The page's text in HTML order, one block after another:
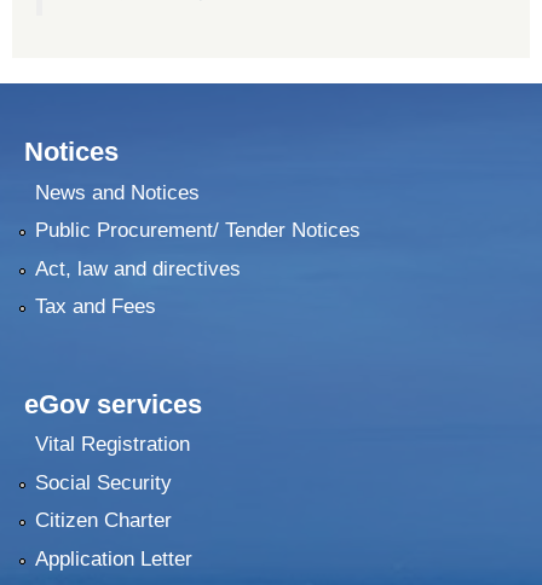
Notices
News and Notices
Public Procurement/ Tender Notices
Act, law and directives
Tax and Fees
eGov services
Vital Registration
Social Security
Citizen Charter
Application Letter